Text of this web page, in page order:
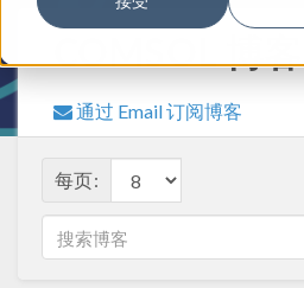
COMSOL 博客
通过 Email 订阅博客
每页: